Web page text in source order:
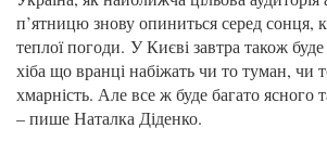
п’ятницю знову опиниться серед сонця,
теплої погоди. У Києві завтра також
хіба що вранці набіжать чи то туман, чи
хмарність. Але все ж буде багато ясного
– пише Наталка Діденко.